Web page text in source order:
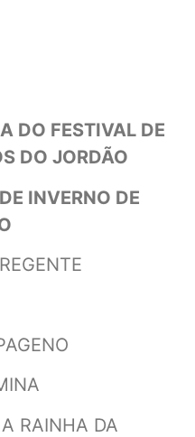
DO FESTIVAL DE
DO JORDÃO
INVERNO DE
REGENTE
A RAINHA DA